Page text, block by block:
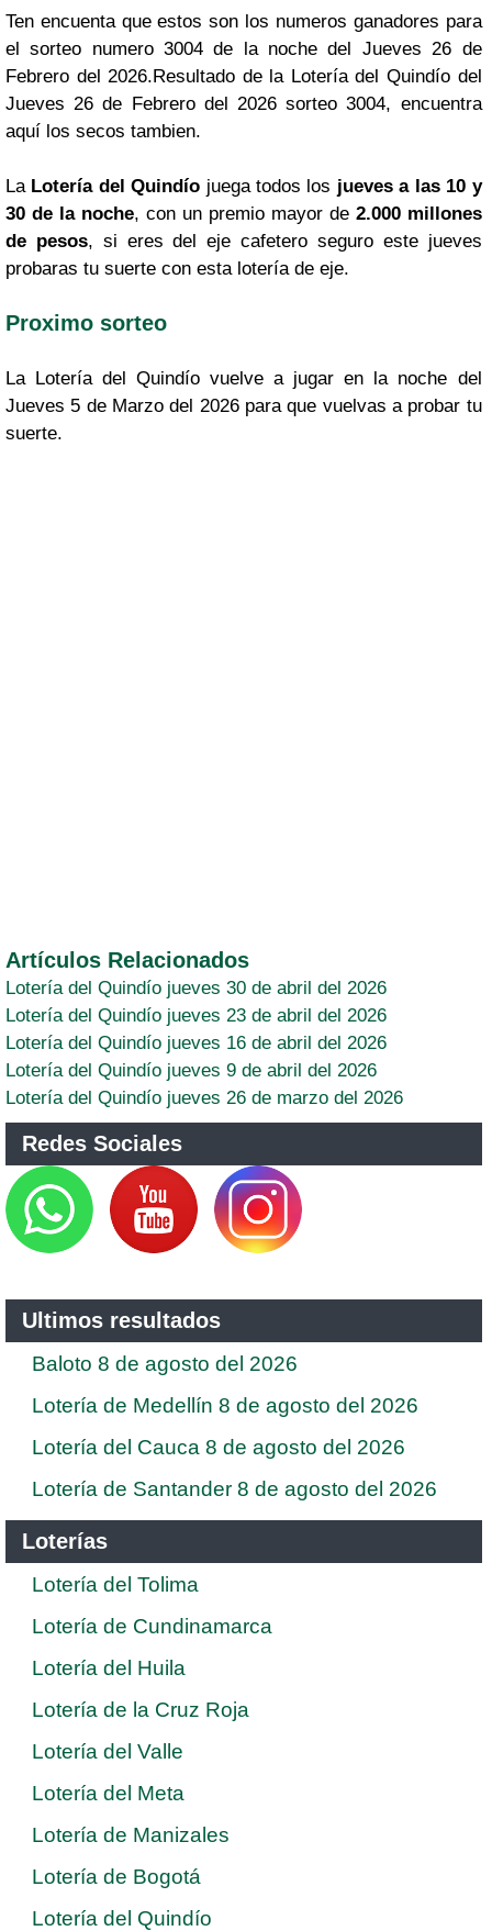
Ten encuenta que estos son los numeros ganadores para
el sorteo numero 3004 de la noche del Jueves 26 de
Febrero del 2026.Resultado de la Lotería del Quindío del
Jueves 26 de Febrero del 2026 sorteo 3004, encuentra
aquí los secos tambien.
La Lotería del Quindío juega todos los jueves a las 10 y
30 de la noche, con un premio mayor de 2.000 millones
de pesos, si eres del eje cafetero seguro este jueves
probaras tu suerte con esta lotería de eje.
Proximo sorteo
La Lotería del Quindío vuelve a jugar en la noche del
Jueves 5 de Marzo del 2026 para que vuelvas a probar tu
suerte.
Artículos Relacionados
Lotería del Quindío jueves 30 de abril del 2026
Lotería del Quindío jueves 23 de abril del 2026
Lotería del Quindío jueves 16 de abril del 2026
Lotería del Quindío jueves 9 de abril del 2026
Lotería del Quindío jueves 26 de marzo del 2026
Redes Sociales
Ultimos resultados
Baloto 8 de agosto del 2026
Lotería de Medellín 8 de agosto del 2026
Lotería del Cauca 8 de agosto del 2026
Lotería de Santander 8 de agosto del 2026
Loterías
Lotería del Tolima
Lotería de Cundinamarca
Lotería del Huila
Lotería de la Cruz Roja
Lotería del Valle
Lotería del Meta
Lotería de Manizales
Lotería de Bogotá
Lotería del Quindío